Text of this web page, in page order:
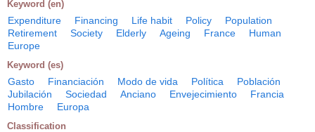
Keyword (en)
Expenditure Financing Life habit Policy
Population
Retirement
Society Elderly Ageing France
Human
Europe
Keyword (es)
Gasto Financiación Modo de vida Política
Población
Jubilación
Sociedad Anciano Envejecimiento
Francia
Hombre
Europa
Classification